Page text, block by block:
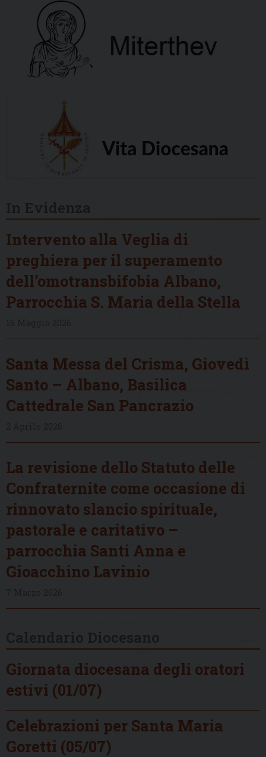
Intervento alla Veglia di
preghiera per il superamento
dell’omotransbifobia Albano,
Parrocchia S. Maria della Stella
Santa Messa del Crisma, Giovedì
Santo – Albano, Basilica
Cattedrale San Pancrazio
La revisione dello Statuto delle
Confraternite come occasione di
rinnovato slancio spirituale,
pastorale e caritativo –
parrocchia Santi Anna e
Gioacchino Lavinio
Giornata diocesana degli oratori
estivi (01/07)
Celebrazioni per Santa Maria
Goretti (05/07)